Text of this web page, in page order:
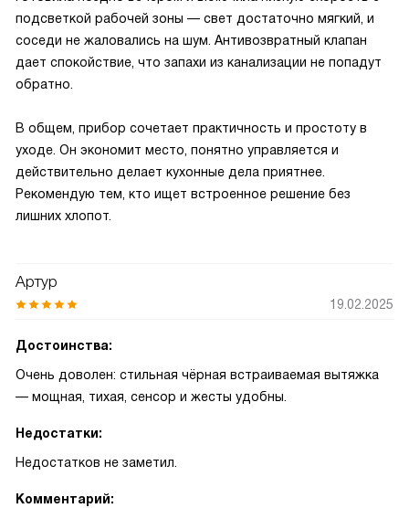
подсветкой рабочей зоны — свет достаточно мягкий, и
соседи не жаловались на шум. Антивозвратный клапан
дает спокойствие, что запахи из канализации не попадут
обратно.
В общем, прибор сочетает практичность и простоту в
уходе. Он экономит место, понятно управляется и
действительно делает кухонные дела приятнее.
Рекомендую тем, кто ищет встроенное решение без
лишних хлопот.
Артур
19.02.2025
Достоинства:
Очень доволен: стильная чёрная встраиваемая вытяжка
— мощная, тихая, сенсор и жесты удобны.
Недостатки:
Недостатков не заметил.
Комментарий: